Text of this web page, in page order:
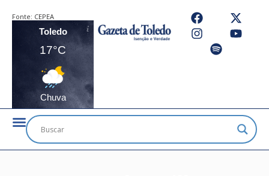
Fonte: CEPEA
Toledo
17°C
Chuva